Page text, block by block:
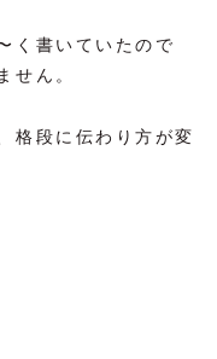
く書いていたので
せん。
格段に伝わり方が変